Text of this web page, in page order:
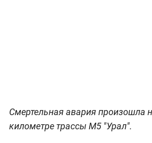
Смертельная авария произошла
километре трассы М5 "Урал".